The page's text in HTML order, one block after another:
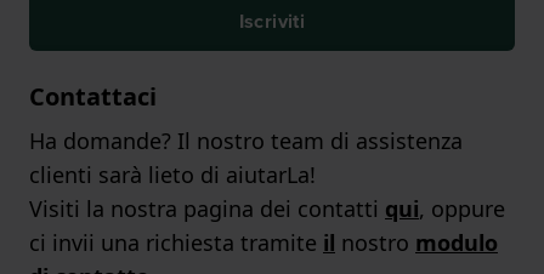
Iscriviti
Contattaci
Ha domande? Il nostro team di assistenza
clienti sarà lieto di aiutarLa!
Visiti la nostra pagina dei contatti qui, oppure
ci invii una richiesta tramite il nostro modulo